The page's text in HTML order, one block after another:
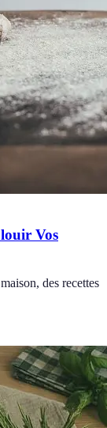
Vos
des recettes